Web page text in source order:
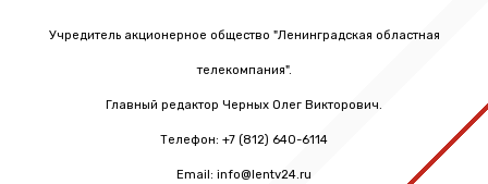
Учредитель акционерное общество "Ленинградская областная
телекомпания".
Главный редактор Черных Олег Викторович.
Телефон: +7 (812) 640-6114
Email: info@lentv24.ru